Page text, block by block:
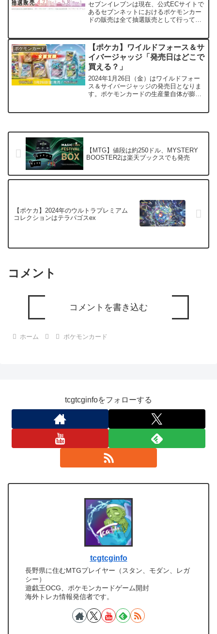
セブンイレブンは現在、公式ECサイトで
あるセブンネットにおけるポケモンカー
ドの販売は全て抽選販売として行ってい
イテムについても、全て抽選販売となっ
ています 抽...
ポケモンカード
【ポケカ】ワイルドフォース＆サ
イバージャッジ「発売日はどこで
買える？」
2024年1月26日（金）はワイルドフォー
ス＆サイバージャッジの発売日となりま
す。ポケモンカードの生産量自体が膨大
【MTG】値段は約250ドル、MYSTERY
BOOSTER2は楽天ブックスでも発売
【ポケカ】2024年のウルトラプレミアム
コレクションはテラパゴスex
コメント
コメントを書き込む
ホーム ポケモンカード
tcgtcginfoをフォローする
tcgtcginfo
長野県に住むMTGプレイヤー（スタン、モダン、レガ
シー）
遊戯王OCG、ポケモンカードゲーム開封
海外トレカ情報発信者です。